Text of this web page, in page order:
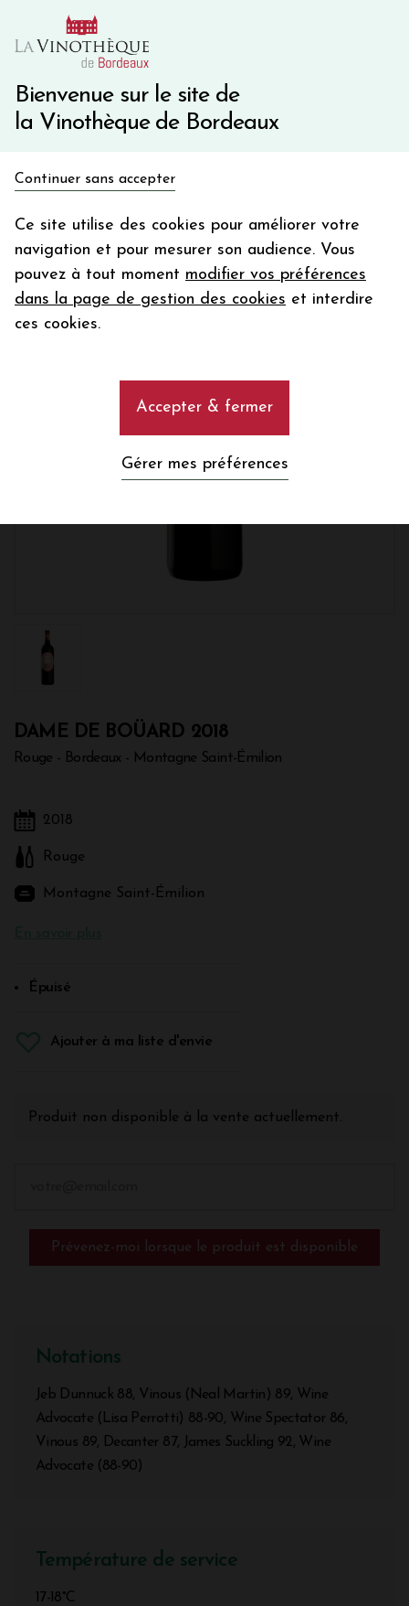
Bienvenue sur le site de
la Vinothèque de Bordeaux
Continuer sans accepter
Ce site utilise des cookies pour améliorer votre
navigation et pour mesurer son audience. Vous
pouvez à tout moment modifier vos préférences
dans la page de gestion des cookies et interdire
ces cookies.
Accepter & fermer
Gérer mes préférences
10€ de remise immédiate sur votre première commande
Une question ?
DAME DE BOÜARD 2018
Rouge - Bordeaux - Montagne Saint-Émilion
2018
Rouge
Montagne Saint-Émilion
Épuisé
Ajouter à ma liste d'envie
Produit non disponible à la vente actuellement.
Prévenez-moi lorsque le produit est disponible
Notations
Jeb Dunnuck 88, Vinous (Neal Martin) 89, Wine
Advocate (Lisa Perrotti) 88-90, Wine Spectator 86,
Vinous 89, Decanter 87, James Suckling 92, Wine
Advocate (88-90)
Température de service
17-18°C
en bon d'achat
Votre
email
En m’abonnant, j’accepte de recevoir la newsletter de la